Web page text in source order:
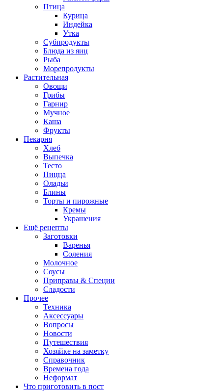
Птица
Курица
Индейка
Утка
Субпродукты
Блюда из яиц
Рыба
Морепродукты
Растительная
Овощи
Грибы
Гарнир
Мучное
Каша
Фрукты
Пекарня
Хлеб
Выпечка
Тесто
Пицца
Оладьи
Блины
Торты и пирожные
Кремы
Украшения
Ещё рецепты
Заготовки
Варенья
Соления
Молочное
Соусы
Приправы & Специи
Сладости
Прочее
Техника
Аксессуары
Вопросы
Новости
Путешествия
Хозяйке на заметку
Справочник
Времена года
Неформат
Что приготовить в пост